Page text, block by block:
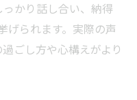
かり話し合い、納得
げられます。実際の声
ごし方や心構えがより